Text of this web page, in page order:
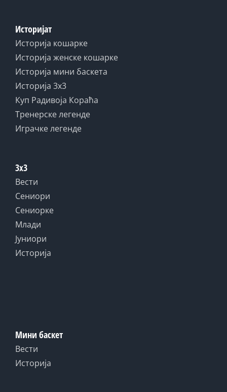
Историјат
Историја кошарке
Историја женске кошарке
Историја мини баскета
Историја 3x3
Куп Радивоја Кораћа
Тренерске легенде
Играчке легенде
3x3
Вести
Сениори
Сениорке
Млади
Јуниори
Историја
Мини баскет
Вести
Историја